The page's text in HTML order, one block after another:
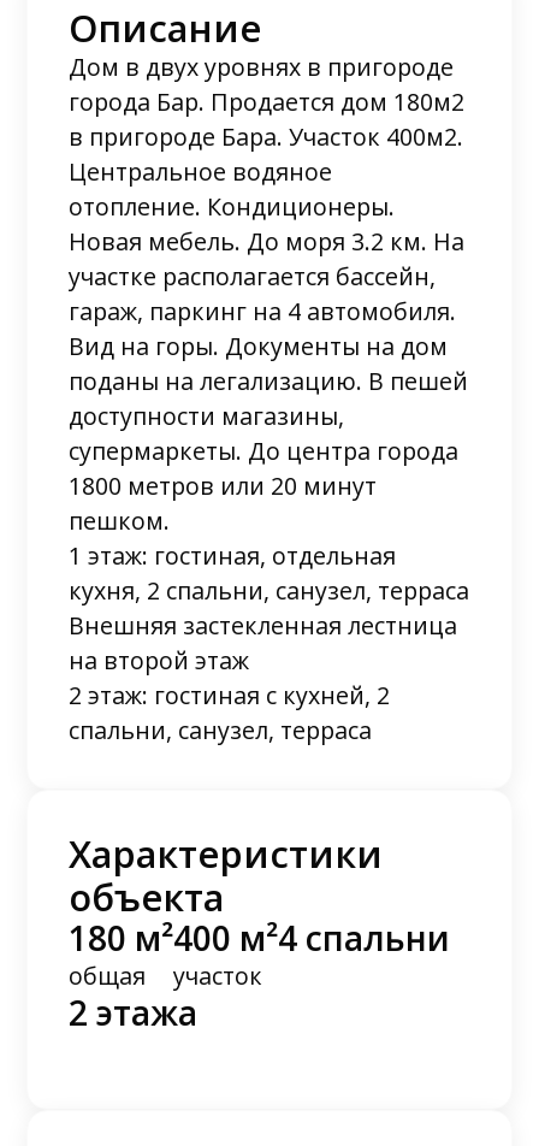
Описание
Дом в двух уровнях в пригороде
города Бар. Продается дом 180м2
в пригороде Бара. Участок 400м2.
Центральное водяное
отопление. Кондиционеры.
Новая мебель. До моря 3.2 км. На
участке располагается бассейн,
гараж, паркинг на 4 автомобиля.
Вид на горы. Документы на дом
поданы на легализацию. В пешей
доступности магазины,
супермаркеты. До центра города
1800 метров или 20 минут
пешком.
1 этаж: гостиная, отдельная
кухня, 2 спальни, санузел, терраса
Внешняя застекленная лестница
на второй этаж
2 этаж: гостиная с кухней, 2
спальни, санузел, терраса
Характеристики
объекта
180 м²
общая
400 м²
участок
4 спальни
2 этажа